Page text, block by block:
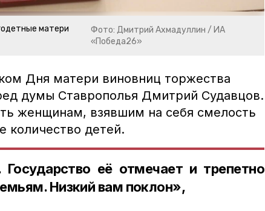
матери
Фото: Дмитрий Ахмадуллин / ИА
«Победа26»
Дня матери виновниц торжества
думы Ставрополья Дмитрий Судавцов.
женщинам, взявшим на себя смелость
количество детей.
её отмечает и трепетно
Низкий вам поклон»,